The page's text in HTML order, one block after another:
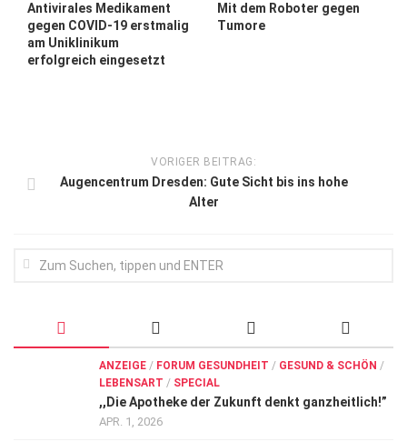
Forum Gesundheit
Allgemein
Hören
Antivirales Medikament
gegen COVID-19 erstmalig
am Uniklinikum
erfolgreich eingesetzt
Mit dem Roboter gegen
Tumore
VORIGER BEITRAG:
Augencentrum Dresden: Gute Sicht bis ins hohe
Alter
ANZEIGE / FORUM GESUNDHEIT / GESUND & SCHÖN /
LEBENSART / SPECIAL
,,Die Apotheke der Zukunft denkt ganzheitlich!”
APR. 1, 2026